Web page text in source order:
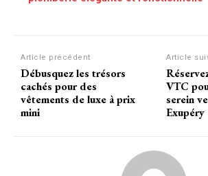
Article précédent
Débusquez les trésors
cachés pour des
vêtements de luxe à prix
mini
Article
VTC
serein
Exupéry